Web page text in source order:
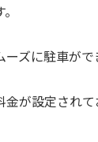
ズに駐車がで
金が設定され